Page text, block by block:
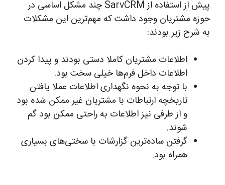
پیش از استفاده از SarvCRM چند مشکل اساسی در
حوزه مشتریان وجود داشت که مهم‌ترین این مشکلات
به شرح زیر بودند:
اطلاعات مشتریان کاملا دستی بودند و پیدا کردن
اطلاعات داخل فرم‌ها خیلی سخت بود.
با توجه به نحوه نگهداری اطلاعات عملا یافتن
تاریخچه ارتباطات با مشتریان غیر ممکن شده بود
و از طرفی نیز اطلاعات به راحتی ممکن بود گم
شوند.
گرفتن ساده‌ترین گزارشات با سختی‌های بسیاری
همراه بود.